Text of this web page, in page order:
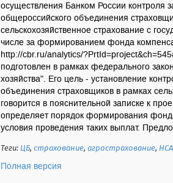
осуществления Банком России контроля
общероссийского объединения
сельскохозяйственное страхование с
числе за формированием фонда
http://cbr.ru/analytics/
подготовлен в рамках федерального
хозяйства". Его цель - установление
объединения страховщиков в рамках
говорится в пояснительной записке к
определяет порядок формирования
условия проведения таких выплат.
Теги:ЦБ,страхование,агрострахование, НСА
Полная версия